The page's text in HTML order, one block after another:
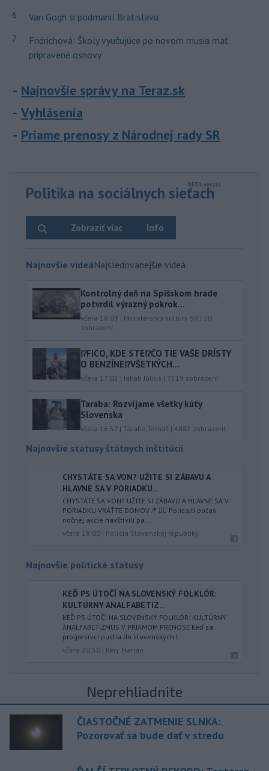
6 Van Gogh si podmanil Bratislavu
7
Fridrichová: Školy vyučujúce po novom musia mať
pripravené osnovy
Najnovšie správy na Teraz.sk
Vyhlásenia
Priame prenosy z Národnej rady SR
Politika na sociálnych sieťach
Info
Zobraziť viac
Najnovšie videáNajsledovanejšie videá
Kontrolný deň na Spišskom hrade
potvrdil výrazný pokrok...
včera 18:09 | Ministerstvo kultúry SR | 20
zobrazení
⁉️FICO, KDE STE⁉️ČO TIE VAŠE DRÍSTY
O BENZÍNE⁉️VŠETKÝCH...
včera 17:02 | Jakab Július | 7519 zobrazení
Taraba: Rozvíjame všetky kúty
Slovenska
včera 16:57 | Taraba Tomáš | 4882 zobrazení
Najnovšie statusy štátnych inštitúcií
CHYSTÁTE SA VON? UŽITE SI ZÁBAVU A
HLAVNE SA V PORIADKU...
CHYSTÁTE SA VON? UŽITE SI ZÁBAVU A HLAVNE SA V
PORIADKU VRÁŤTE DOMOV📍 👮‍♂️ Policajti počas
nočnej akcie navštívili pa...
včera 18:00 | Polícia Slovenskej republiky
Najnovšie politické statusy
KEĎ PS ÚTOČÍ NA SLOVENSKÝ FOLKLÓR:
KULTÚRNY ANALFABETIZ...
KEĎ PS ÚTOČÍ NA SLOVENSKÝ FOLKLÓR: KULTÚRNY
ANALFABETIZMUS V PRIAMOM PRENOSE Keď sa
progresívci pustia do slovenských t...
včera 20:50 | Kéry Marián
Neprehliadnite
ČIASTOČNÉ ZATMENIE SLNKA:
Pozorovať sa bude dať v stredu